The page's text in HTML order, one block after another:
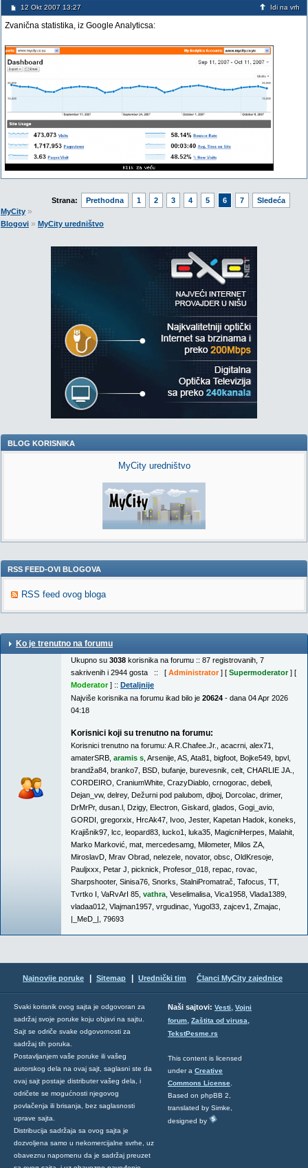
12 Okt 2007 13:27 Idi na vrh
Zvanična statistika, iz Google Analyticsa:
Strana: Prethodna 1 2 3 4 5 6 7
Sledeća
MyCity »
Blogovi » MyCity uredništvo
BLOG KORISNIKA
MyCity uredništvo
RSS FEED-OVI BLOGOVA
RSS feed ovog bloga
Ko je trenutno na forumu
Ukupno su 3038 korisnika na forumu :: 87 registrovanih, 7
sakrivenih i 2944 gosta :: [ Administrator] [ Supermoderator] [
Moderator] :: Detaljnije
Najviše korisnika na forumu ikad bilo je 20624 - dana 04 Apr 2026
04:18
Korisnici koji su trenutno na forumu:
Korisnici trenutno na forumu: A.R.Chafee.Jr. acacrni alex71
amaterSRB aramis s Arsenije AS Ata81 bigfoot Bojke549 bpvl
brandža84 branko7 BSD bufanje burevesnik celt CHARLIE JA.
CORDEIRO CraniumWhite CrazyDiablo crnogorac debeli
Dejan_vw, delrey, Dežurni pod palubom djboj Dorcolac drimer,
DrMrPr, dusan.l Dzigy, Electron Giskard glados Gogi_avio
GORDI gregorxix HrcAk47 Ivoo Jester, Kapetan Hadok koneks
Krajišnik97 lcc leopard83 lucko1 luka35 MagicniHerpes Malahit
Marko Marković mat mercedesamg Milometer, Milos ZA
MiroslavD Mrav Obrad nelezele novator, obsc OldKresoje
Pauljxxx Petar J picknick Profesor_018 repac rovac
Sharpshooter, Sinisa76 Snorks StalniPromatrač Tafocus TT,
Tvrtko I VaRvArI 85 vathra Veselimalisa Vica1958 Vlada1389
vladaa012 Vlajman1957 vrgudinac Yugol33 zajcev1 Zmajac
|_MeD_| 79693
Najnovije poruke Sitemap Urednički tim Članci MyCity zajednice
Svaki korisnik ovog sajta je odgovoran za
sadržaj svoje poruke koju objavi na sajtu.
Sajt se odriče svake odgovornosti za
sadržaj tih poruka.
Postavljanjem vaše poruke ili vašeg
autorskog dela na ovaj sajt, saglasni ste da
ovaj sajt postaje distributer vašeg dela, i
odričete se mogućnosti njegovog
povlačenja ili brisanja, bez saglasnosti
uprave sajta.
Distribucija sadržaja sa ovog sajta je
dozvoljena samo u nekomercijalne svrhe, uz
obaveznu napomenu da je sadržaj preuzet
Naši sajtovi: Vesti, Vojni
forum, Zaštita od virusa,
TekstPesme.rs
This content is licensed
under a Creative
Commons License
Based on phpBB 2,
translated by Simke,
designed by